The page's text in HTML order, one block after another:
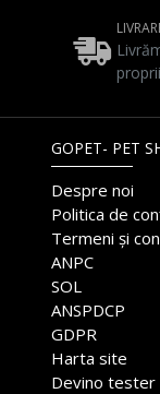
GOPET- PET
Despre noi
Politica de
Termeni și
ANPC
SOL
ANSPDCP
GDPR
Harta site
Devino tester